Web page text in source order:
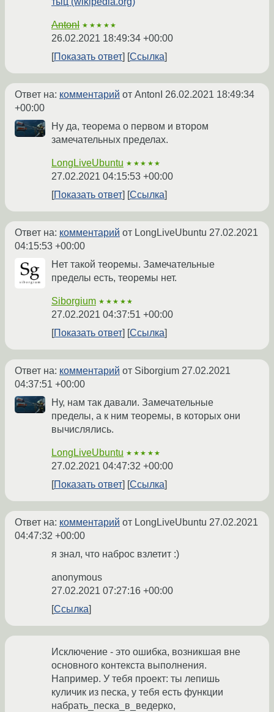
AntonI ★★★★★
26.02.2021 18:49:34 +00:00
Показать ответ
Ссылка
Ответ на: комментарий от AntonI 26.02.2021 18:49:34
+00:00
Ну да, теорема о первом и втором
замечательных пределах.
LongLiveUbuntu ★★★★★
27.02.2021 04:15:53 +00:00
Показать ответ
Ссылка
Ответ на: комментарий от LongLiveUbuntu 27.02.2021
04:15:53 +00:00
Нет такой теоремы. Замечательные
пределы есть, теоремы нет.
Siborgium ★★★★★
27.02.2021 04:37:51 +00:00
Показать ответ
Ссылка
Ответ на: комментарий от Siborgium 27.02.2021
04:37:51 +00:00
Ну, нам так давали. Замечательные
пределы, а к ним теоремы, в которых они
вычислялись.
LongLiveUbuntu ★★★★★
27.02.2021 04:47:32 +00:00
Показать ответ
Ссылка
Ответ на: комментарий от LongLiveUbuntu 27.02.2021
04:47:32 +00:00
я знал, что наброс взлетит :)
anonymous
27.02.2021 07:27:16 +00:00
Ссылка
Исключение - это ошибка, возникшая вне
основного контекста выполнения.
Например. У тебя проект: ты лепишь
куличик из песка, у тебя есть функции
набрать_песка_в_ведерко,